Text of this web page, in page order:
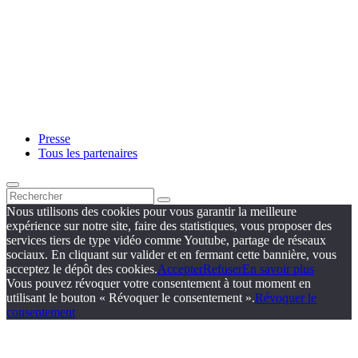
Presse
Tous les partenaires
Nous utilisons des cookies pour vous garantir la meilleure
expérience sur notre site, faire des statistiques, vous proposer des
services tiers de type vidéo comme Youtube, partage de réseaux
sociaux. En cliquant sur valider et en fermant cette bannière, vous
acceptez le dépôt des cookies.AccepterRefuserEn savoir plus
Vous pouvez révoquer votre consentement à tout moment en
utilisant le bouton « Révoquer le consentement ».Révoquer le
consentement